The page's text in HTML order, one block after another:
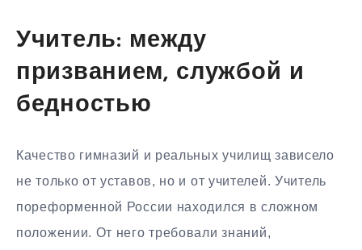
Учитель: между
призванием, службой и
бедностью
Качество гимназий и реальных училищ зависело
не только от уставов, но и от учителей. Учитель
пореформенной России находился в сложном
положении. От него требовали знаний,